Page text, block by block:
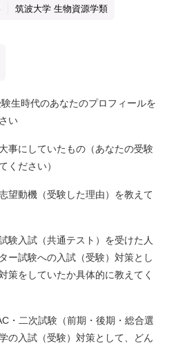
筑波大学 生物資源学類
生時代のあなたのプロフィールを
い
事にしていたもの（あなたの受験
ください）
望動機（受験した理由）を教えて
験入試（共通テスト）を受けた人
ー試験への入試（受験）対策とし
策をしていたか具体的に教えてく
・二次試験（前期・後期・総合選
の入試（受験）対策として、どん